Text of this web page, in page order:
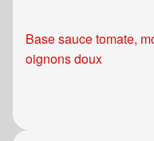
Base sauce tomate,
oignons doux